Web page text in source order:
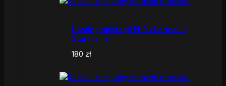
Hosting aplikacji PHP / Laravel /
StarFrame
180 zł